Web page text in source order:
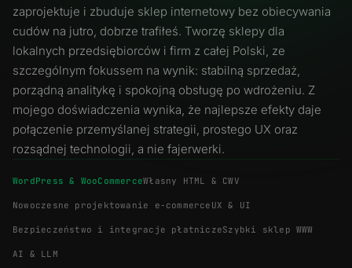
Opieka nad stroną WordPress
zaprojektuje i zbuduje sklep internetowy bez obiecywania
cudów na jutro, dobrze trafiłeś. Tworzę sklepy dla
lokalnych przedsiębiorców i firm z całej Polski, ze
szczególnym fokussem na wynik: stabilną sprzedaż,
porządną analitykę i spokojną obsługę po wdrożeniu. Z
mojego doświadczenia wynika, że najlepsze efekty daje
połączenie przemyślanej strategii, prostego UX oraz
rozsądnej technologii, a nie fajerwerki.
WordPress & WooCommerceWłasny HTML & CWV
Nowoczesne projektowanie e-commerce UX & UI
Bezpieczeństwo i integracje płatniczeSzybki sklep WWW
AI & LLM